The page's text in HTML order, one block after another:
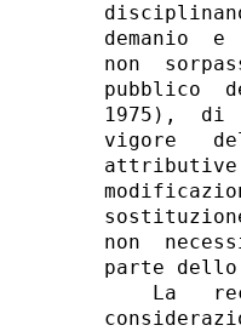
demanio
non
pubblico
1975),  di
vigore
non
parte
La